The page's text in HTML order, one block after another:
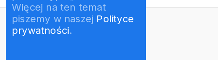
Więcej na ten temat
piszemy w naszej Polityce
prywatności.